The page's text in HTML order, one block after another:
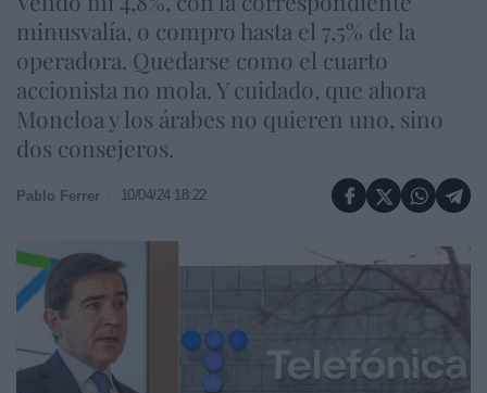
minusvalía, o compro hasta el 7,5% de la
operadora. Quedarse como el cuarto
accionista no mola. Y cuidado, que ahora
Moncloa y los árabes no quieren uno, sino
dos consejeros.
Pablo Ferrer 10/04/24 18:22